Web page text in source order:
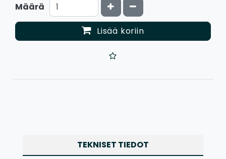
Määrä Kasvata määrää
Vähennä määrää
Lisää koriin
TEKNISET TIEDOT